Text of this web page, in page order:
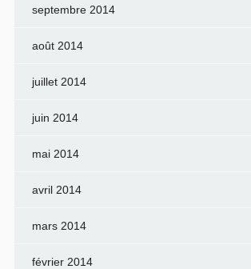
septembre 2014
août 2014
juillet 2014
juin 2014
mai 2014
avril 2014
mars 2014
février 2014